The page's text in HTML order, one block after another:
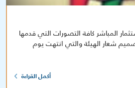
المباشر كافة التصورات التي قدمها
شعار الهيئة والتي انتهت يوم
أكمل القراءة